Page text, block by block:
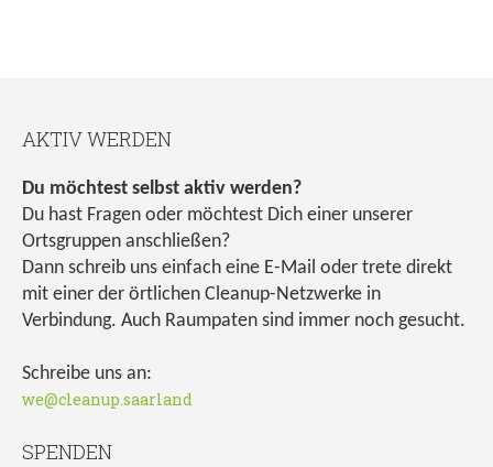
AKTIV WERDEN
Du möchtest selbst aktiv werden?
Du hast Fragen oder möchtest Dich einer unserer
Ortsgruppen anschließen?
Dann schreib uns einfach eine E-Mail oder trete direkt
mit einer der örtlichen Cleanup-Netzwerke in
Verbindung. Auch Raumpaten sind immer noch gesucht.
Schreibe uns an:
we@cleanup.saarland
SPENDEN